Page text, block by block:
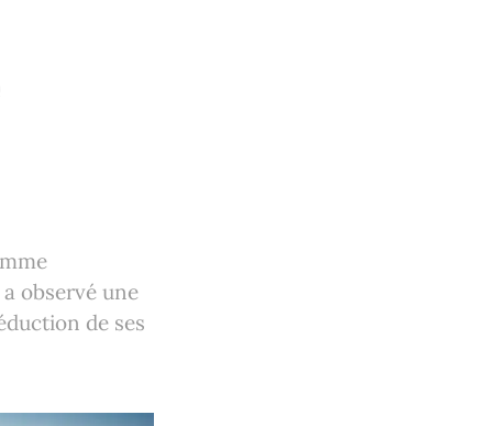
observé une
de ses